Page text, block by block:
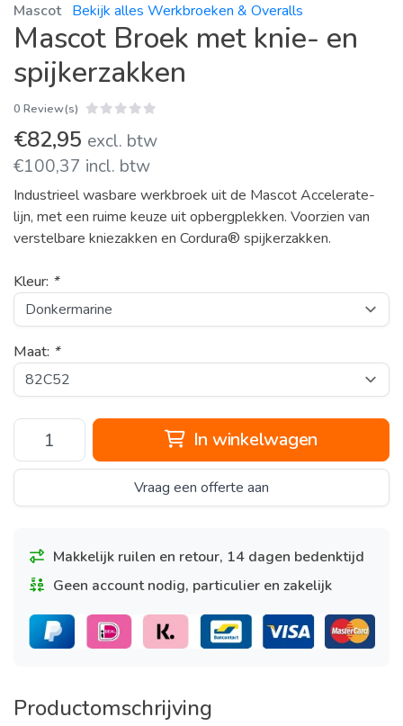
Mascot Bekijk alles Werkbroeken & Overalls
Mascot Broek met knie- en
spijkerzakken
0 Review(s)
€82,95 excl. btw
€100,37 incl. btw
Industrieel wasbare werkbroek uit de Mascot Accelerate-
lijn, met een ruime keuze uit opbergplekken. Voorzien van
verstelbare kniezakken en Cordura® spijkerzakken.
Kleur: *
Maat: *
In winkelwagen
Vraag een offerte aan
Makkelijk ruilen en retour, 14 dagen bedenktijd
Geen account nodig, particulier en zakelijk
Productomschrijving